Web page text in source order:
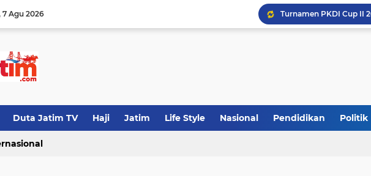
7 Agu 2026
Khutbah Jumat:
Duta Jatim TV Haji Jatim Life Style Nasional Pendidikan Politik